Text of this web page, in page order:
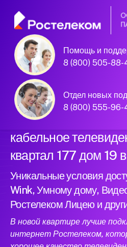
Помощь и
8 (800) 505-88-
Отдел новых
8 (800) 555-96-
партнер
Подключили новый
кабельное
квартал 177 дом 19
Уникальные условия
Wink, Умному дому,
Ростелеком Лицею и
В новой квартире лучше
интернет Ростелеком,